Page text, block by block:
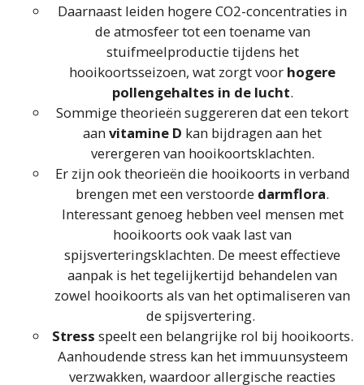
Daarnaast leiden hogere CO2-concentraties in
de atmosfeer tot een toename van
stuifmeelproductie tijdens het
hooikoortsseizoen, wat zorgt voor hogere
pollengehaltes in de lucht.
Sommige theorieën suggereren dat een tekort
aanvitamine D kan bijdragen aan het
verergeren van hooikoortsklachten.
Er zijn ook theorieën die hooikoorts in verband
brengen met een verstoorde darmflora.
Interessant genoeg hebben veel mensen met
hooikoorts ook vaak last van
spijsverteringsklachten. De meest effectieve
aanpak is het tegelijkertijd behandelen van
zowel hooikoorts als van het optimaliseren van
de spijsvertering.
Stress speelt een belangrijke rol bij hooikoorts.
Aanhoudende stress kan het immuunsysteem
verzwakken, waardoor allergische reacties